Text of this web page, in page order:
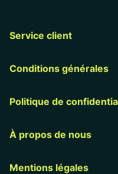
Service client
Conditions générales
Politique de
À propos de nous
Mentions légales